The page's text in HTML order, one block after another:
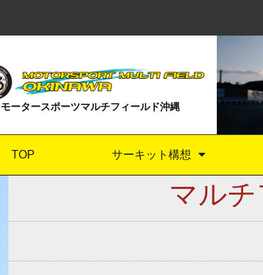
モータースポーツマルチフィールド沖縄
TOP サーキット構想
マル